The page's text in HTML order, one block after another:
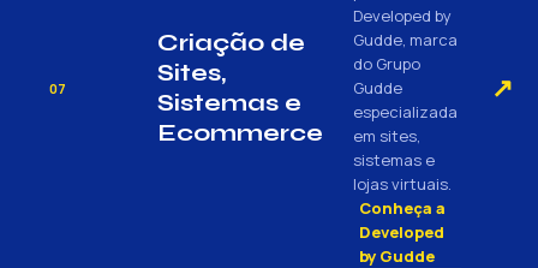
07
Criação de
Sites,
Sistemas e
Ecommerce
Developed by
Gudde, marca
do Grupo
Gudde
especializada
em sites,
sistemas e
lojas virtuais.
Conheça a
Developed
by Gudde
↗